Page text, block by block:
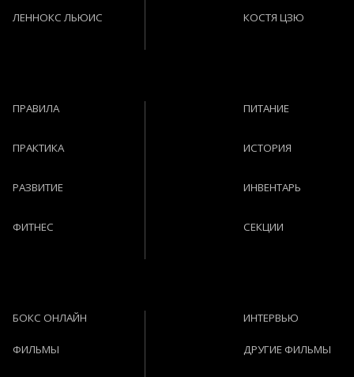
ЛЕННОКС ЛЬЮИС КОСТЯ ЦЗЮ
ПРАВИЛА
ПРАКТИКА
РАЗВИТИЕ
ФИТНЕС
ПИТАНИЕ
ИСТОРИЯ
ИНВЕНТАРЬ
СЕКЦИИ
БОКС ОНЛАЙН
ФИЛЬМЫ
ИНТЕРВЬЮ
ДРУГИЕ ФИЛЬМЫ